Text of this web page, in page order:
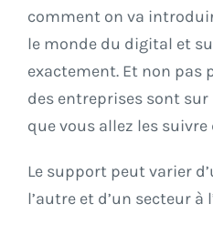
comment on va
le monde du digital et
exactement. Et non pas
des entreprises sont
que vous allez les
Le support peut varier
l’autre et d’un secteur à